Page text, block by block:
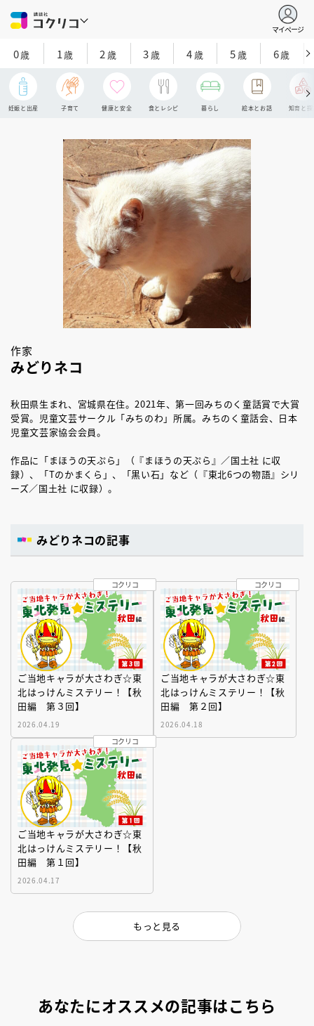
マイページ
0歳 1歳 2 歳 3歳 4歳 5歳 6歳
妊娠と出産 子育て 健康と安全 食とレシピ 暮らし 絵本とお話 知育と探
作家
みどりネコ
秋田県生まれ、宮城県在住。2021年、第一回みちのく童話賞で大賞
受賞。児童文芸サークル「みちのわ」所属。みちのく童話会、日本
児童文芸家協会会員。
作品に「まほうの天ぷら」（『まほうの天ぷら』／国土社 に収
録）、「Tのかまくら」、「黒い石」など（『東北6つの物語』シリ
ーズ／国土社 に収録）。
みどりネコの記事
コクリコ
ご当地キャラが大さわぎ☆東
北はっけんミステリー！【秋
田編 第３回】
2026.04.19
コクリコ
ご当地キャラが大さわぎ☆東
北はっけんミステリー！【秋
田編 第２回】
2026.04.18
コクリコ
ご当地キャラが大さわぎ☆東
北はっけんミステリー！【秋
田編 第１回】
2026.04.17
もっと見る
あなたにオススメの記事はこちら